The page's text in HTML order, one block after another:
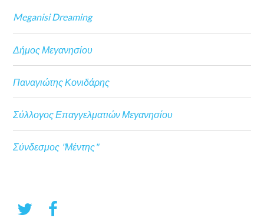
Meganisi Dreaming
Δήμος Μεγανησίου
Παναγιώτης Κονιδάρης
Σύλλογος Επαγγελματιών Μεγανησίου
Σύνδεσμος "Μέντης"